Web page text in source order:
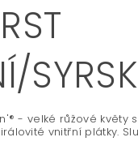
- velké růžové květy
vnitřní plátky.